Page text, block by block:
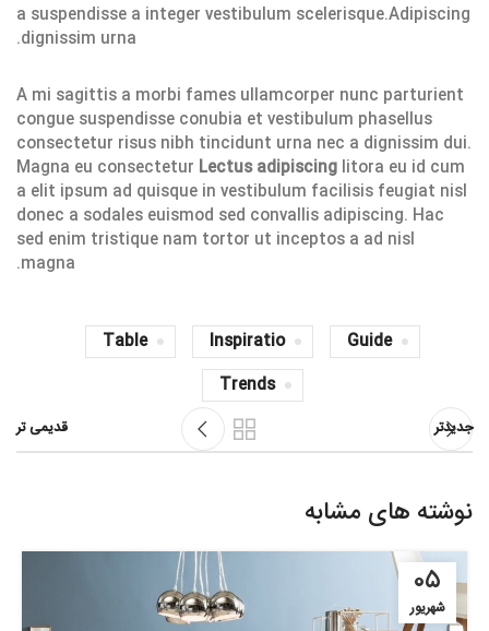
a suspendisse a integer vestibulum scelerisque.Adipiscing
dignissim urna.
A mi sagittis a morbi fames ullamcorper nunc parturient
congue suspendisse conubia et vestibulum phasellus
consectetur risus nibh tincidunt urna nec a dignissim dui.
Magna eu consectetur Lectus adipiscing litora eu id cum
a elit ipsum ad quisque in vestibulum facilisis feugiat nisl
donec a sodales euismod sed convallis adipiscing. Hac
sed enim tristique nam tortor ut inceptos a ad nisl
magna.
Guide
Inspiratio
Table
Trends
جدیدتر قدیمی تر
نوشته های مشابه
۰۵
شهریور